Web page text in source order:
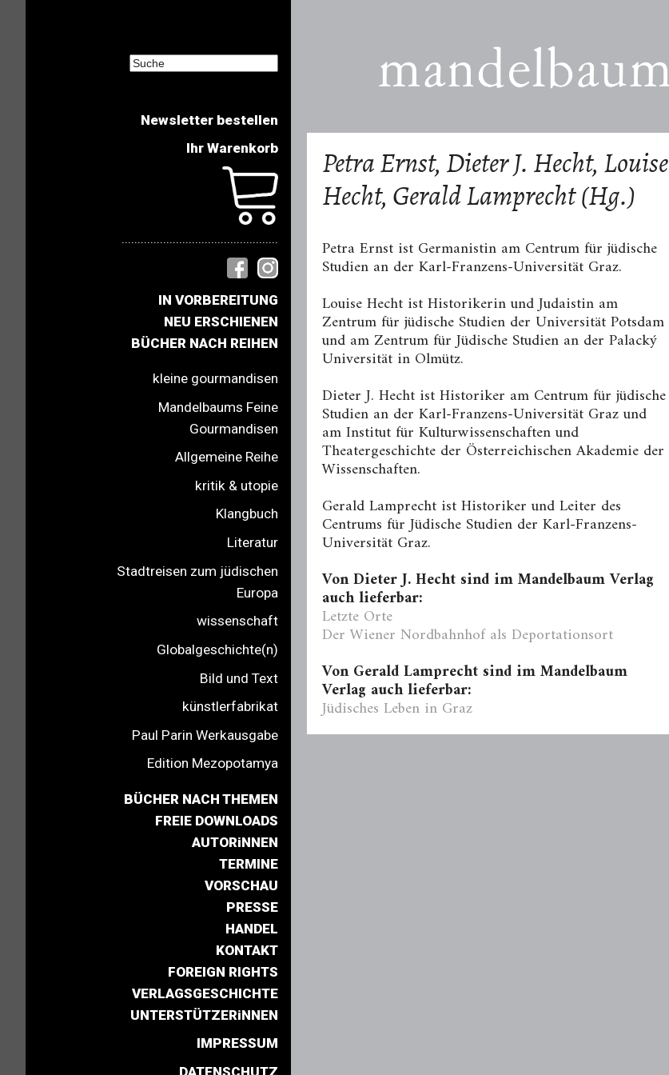
Newsletter bestellen
Ihr Warenkorb
.................................................
IN VORBEREITUNG
NEU ERSCHIENEN
BÜCHER NACH REIHEN
kleine gourmandisen
Mandelbaums Feine
Gourmandisen
Allgemeine Reihe
kritik & utopie
Klangbuch
Literatur
Stadtreisen zum jüdischen
Europa
wissenschaft
Globalgeschichte(n)
Bild und Text
künstlerfabrikat
Paul Parin Werkausgabe
Edition Mezopotamya
BÜCHER NACH THEMEN
FREIE DOWNLOADS
AUTORiNNEN
TERMINE
VORSCHAU
PRESSE
HANDEL
KONTAKT
FOREIGN RIGHTS
VERLAGSGESCHICHTE
UNTERSTÜTZERiNNEN
IMPRESSUM
DATENSCHUTZ
Petra Ernst, Dieter J. Hecht, Louise
Hecht, Gerald Lamprecht (Hg.)
Petra Ernst ist Germanistin am Cen­trum für jüdische
Studien an der Karl-Franzens-Universität Graz.
Louise Hecht ist Historikerin und Judaistin am
Zentrum für jüdische Studien der Universität Potsdam
und am Zentrum für Jüdische Studien an der Palacký
Universität in Olmütz.
Dieter J. Hecht ist Historiker am Cen­trum für jüdische
Studien an der Karl-Fran­zens-Universität Graz und
am Institut für Kul­turwissenschaften und
Theatergeschichte der Österreichischen Akademie der
Wissen­schaften.
Gerald Lamprecht ist Historiker und Leiter des
Centrums für Jüdische Studien der Karl-Franzens-
Universität Graz.
Von Dieter J. Hecht sind im Mandelbaum Verlag
auch lieferbar:
Letzte Orte
Der Wiener Nordbahnhof als Deportationsort
Von Gerald Lamprecht sind im Mandelbaum
Verlag auch lieferbar:
Jüdisches Leben in Graz